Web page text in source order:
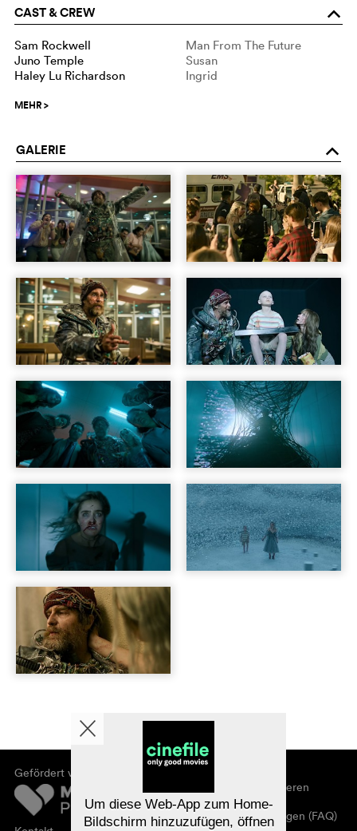
CAST & CREW o
Sam Rockwell
Man From The Future
Juno Temple
Susan
Haley Lu Richardson
Ingrid
MEHR>
GALERIE o
Gefördert von
Registrieren/abonnieren
Newsletter
Häufig gestellte Fragen (FAQ)
Um diese Web-App zum Home-
Bildschirm hinzuzufügen, öffnen